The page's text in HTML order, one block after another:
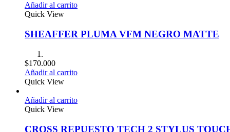
Añadir al carrito
Quick View
SHEAFFER PLUMA VFM NEGRO MATTE
$170.000
Añadir al carrito
Quick View
Añadir al carrito
Quick View
CROSS REPUESTO TECH 2 STYLUS